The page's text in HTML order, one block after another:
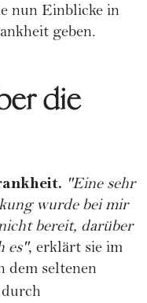
nun Einblicke in
geben.
die
"Eine sehr
wurde bei mir
bereit, darüber
es", erklärt sie im
dem seltenen
durch